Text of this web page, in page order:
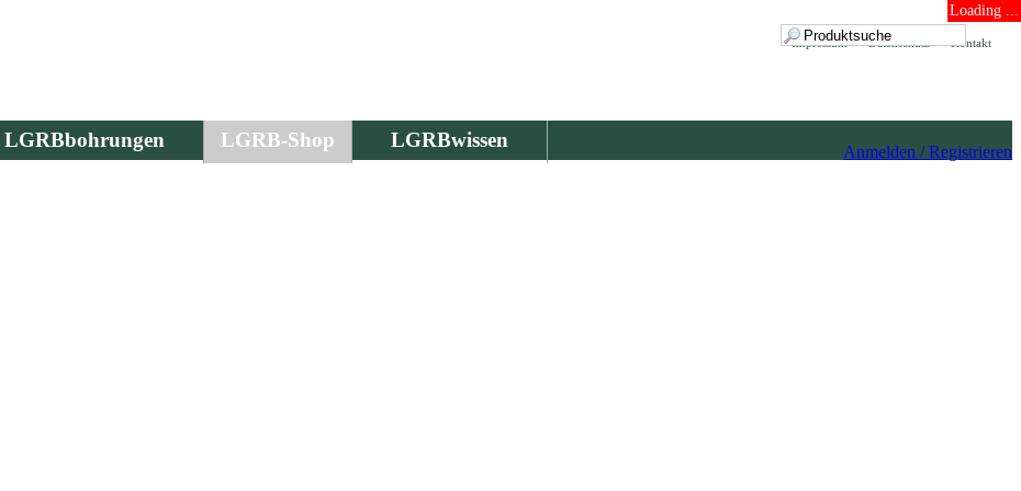
Loading ...
Kontakt
Datenschutz
Impressum
LGRBbohrungen LGRB-Shop LGRBwissen
Anmelden / Registrieren